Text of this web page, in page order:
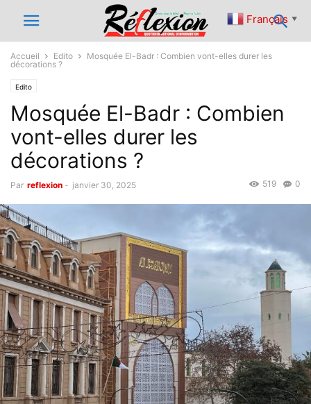
Accueil Edito
Mosquée El-Badr : Combien vont-elles durer les
décorations ?
Edito
Mosquée El-Badr : Combien
vont-elles durer les
décorations ?
Par reflexion - janvier 30, 2025 0
519
Français ▼